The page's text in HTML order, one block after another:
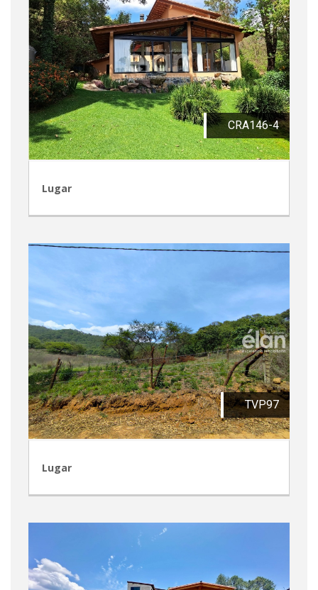
CRA146-4
Lugar
TVP97
Lugar